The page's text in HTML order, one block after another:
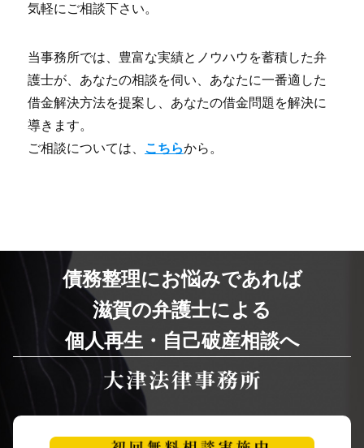
気軽にご相談下さい。
当事務所では、豊富な実績とノウハウを蓄積した弁
護士が、あなたの相談を伺い、あなたに一番適した
借金解決方法を提案し、あなたの借金問題を解決に
導きます。
ご相談については、 こちらから。
債務整理にお悩みであれば
滋賀の弁護士による
個人再生・自己破産相談へ